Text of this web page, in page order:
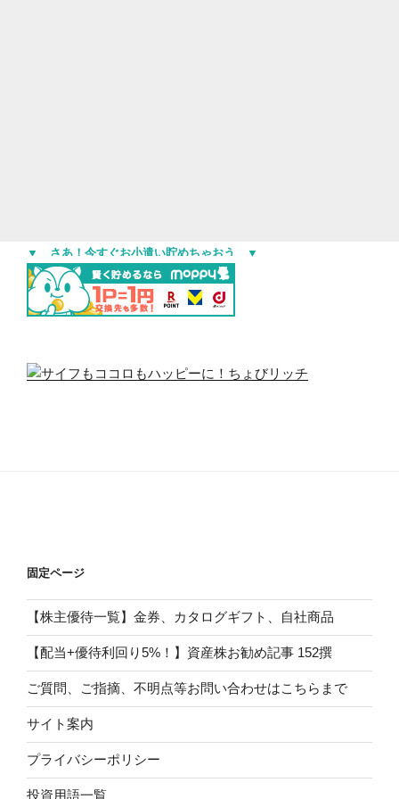
▼ さあ！今すぐお小遣い貯めちゃおう ▼
固定ページ
【株主優待一覧】金券、カタログギフト、自社商品
【配当+優待利回り5%！】資産株お勧め記事 152撰
ご質問、ご指摘、不明点等お問い合わせはこちらまで
サイト案内
プライバシーポリシー
投資用語一覧